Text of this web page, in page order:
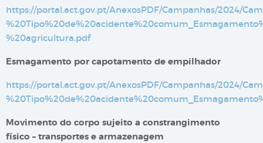
https://portal.act.gov.pt/AnexosPDF/Campanhas/2024/
%20agricultura.pdf
Esmagamento por capotamento de empilhador
https://portal.act.gov.pt/AnexosPDF/Campanhas/2024/
Movimento do corpo sujeito a constrangimento
físico – transportes e armazenagem​